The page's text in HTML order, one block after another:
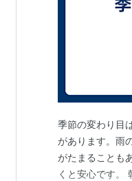
季節の変わり目
があります。雨
がたまることも
くと安心です。